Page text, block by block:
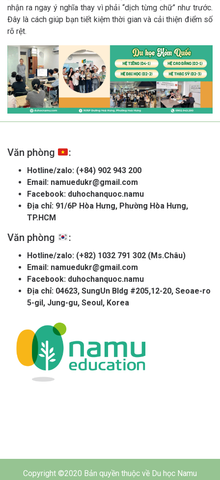
nhận ra ngay ý nghĩa thay vì phải “dịch từng chữ” như trước.
Đây là cách giúp bạn tiết kiệm thời gian và cải thiện điểm số
rõ rệt.
Văn phòng :
Hotline/zalo: (+84) 902 943 200
Email: namuedukr@gmail.com
Facebook: duhochanquoc.namu
Địa chỉ: 91/6P Hòa Hưng, Phường Hòa Hưng,
TP.HCM
Văn phòng :
Hotline/zalo: (+82) 1032 791 302 (Ms.Châu)
Email: namuedukr@gmail.com
Facebook: duhochanquoc.namu
Địa chỉ: 04623, SungUn Bldg #205,12-20, Seoae-ro
5-gil, Jung-gu, Seoul, Korea
Copyright ©2020 Bản quyền thuộc về Du học Namu